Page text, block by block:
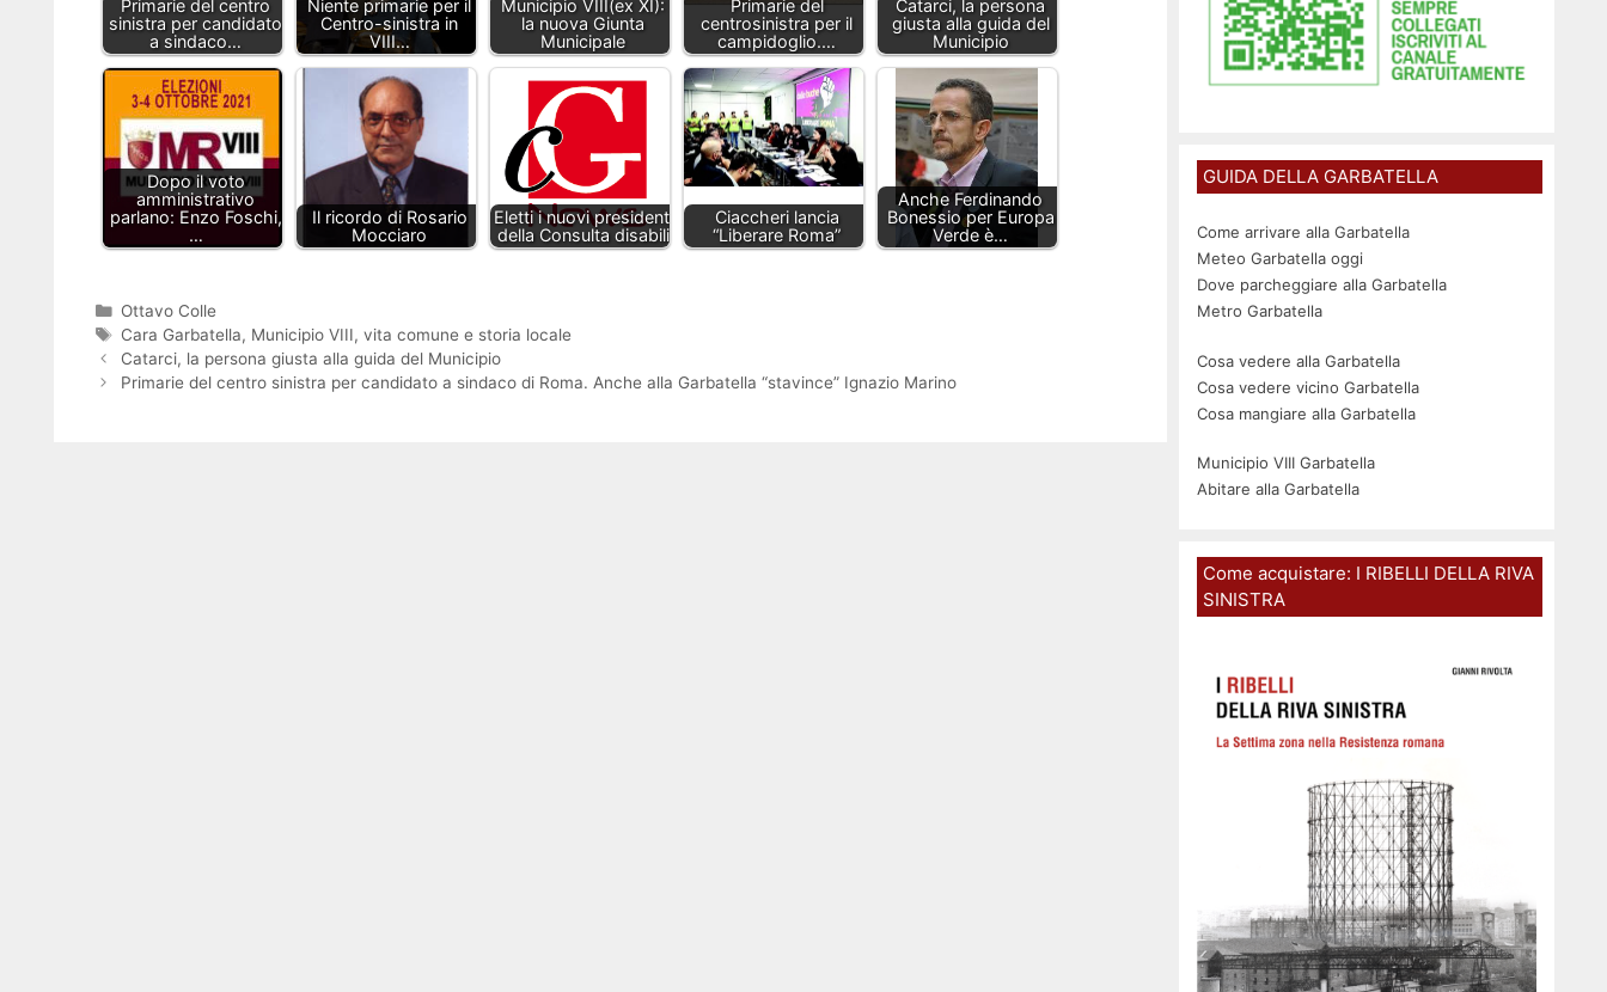
Primarie del centro
sinistra per candidato
a sindaco…
Niente primarie per il
Centro-sinistra in
VIII…
Municipio VIII(ex XI):
la nuova Giunta
Municipale
Primarie del
centrosinistra per il
campidoglio.…
Catarci, la persona
giusta alla guida del
Municipio
Dopo il voto
amministrativo
parlano: Enzo Foschi,
…
Il ricordo di Rosario
Mocciaro
Eletti i nuovi presidenti
della Consulta disabili
Ciaccheri lancia
“Liberare Roma”
Anche Ferdinando
Bonessio per Europa
Verde è…
Categorie
Ottavo Colle
Tag
Cara Garbatella, Municipio VIII, vita comune e storia locale
Catarci, la persona giusta alla guida del Municipio
Primarie del centro sinistra per candidato a sindaco di Roma. Anche alla Garbatella “stavince” Ignazio Marino
GUIDA DELLA GARBATELLA
Come arrivare alla Garbatella
Meteo Garbatella oggi
Dove parcheggiare alla Garbatella
Metro Garbatella
Cosa vedere alla Garbatella
Cosa vedere vicino Garbatella
Cosa mangiare alla Garbatella
Municipio VIII Garbatella
Abitare alla Garbatella
Come acquistare: I RIBELLI DELLA RIVA
SINISTRA